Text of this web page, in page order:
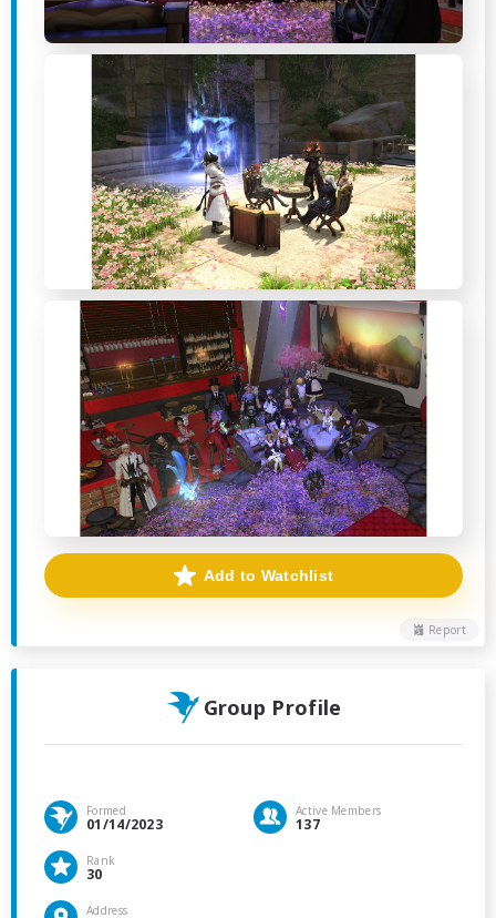
Report
Add to Watchlist
Group Profile
Formed
01/14/2023
Active Members
137
Rank
30
Address